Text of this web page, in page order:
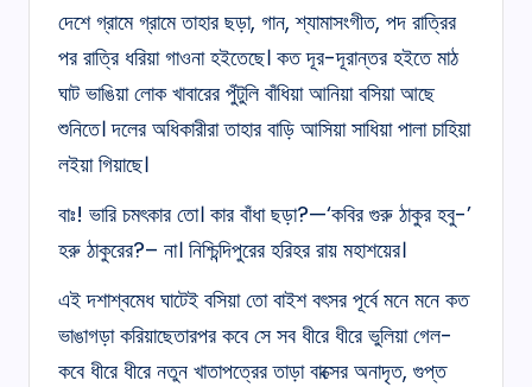
দেশে গ্রামে গ্রামে তাহার ছড়া, গান, শ্যামাসংগীত, পদ রাত্রির
পর রাত্রি ধরিয়া গাওনা হইতেছে। কত দূর-দূরান্তর হইতে মাঠ
ঘাট ভাঙিয়া লোক খাবারের পুঁটুলি বাঁধিয়া আনিয়া বসিয়া আছে
শুনিতে। দলের অধিকারীরা তাহার বাড়ি আসিয়া সাধিয়া পালা চাহিয়া
লইয়া গিয়াছে।
বাঃ! ভারি চমৎকার তো। কার বাঁধা ছড়া?—‘কবির গুরু ঠাকুর হবু-’
হরু ঠাকুরের?– না। নিশ্চিন্দিপুরের হরিহর রায় মহাশয়ের।
এই দশাশ্বমেধ ঘাটেই বসিয়া তো বাইশ বৎসর পূর্বে মনে মনে কত
ভাঙাগড়া করিয়াছেতারপর কবে সে সব ধীরে ধীরে ভুলিয়া গেল-
কবে ধীরে ধীরে নতুন খাতাপত্রের তাড়া বাক্সের অনাদৃত, গুপ্ত